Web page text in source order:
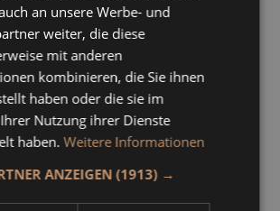
für Links
Links zu externen Websites
wir keinen Einfluss haben.
für diese fremden Inhalte auch
Für die Inhalte der
an unsere Werbe- und
weiter, die diese
mit anderen
kombinieren, die Sie ihnen
haben oder die sie im
Nutzung ihrer Dienste
haben.Weitere Informationen
ANZEIGEN(1913) →